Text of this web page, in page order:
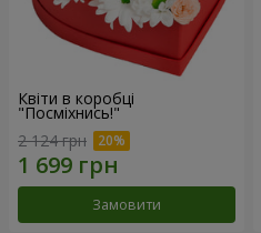
Квіти в коробці
"Посміхнись!"
2 124 грн
Замовити